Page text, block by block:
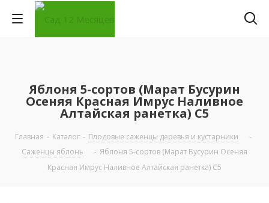
Яблоня 5-сортов (Марат Бусурин
Осеняя Красная Имрус Наливное
Алтайская ранетка) С5
Главная - Каталог - Плодовые саженцы деревья и кустарники
-
Саженцы яблонь
- Яблоня 5-сортов (Марат Бусурин Осеняя
Красная Имрус Наливное Алтайская ранетка) С5